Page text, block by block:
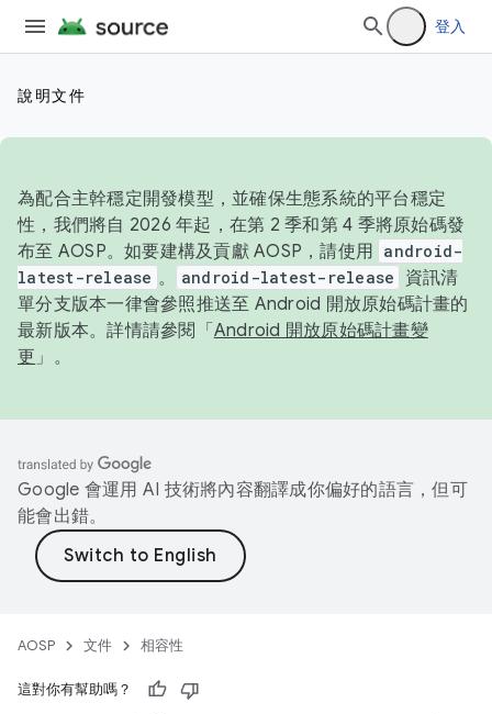
登入
說明文件
為配合主幹穩定開發模型，並確保生態系統的平台穩定
性，我們將自 2026 年起，在第 2 季和第 4 季將原始碼發
布至 AOSP。如要建構及貢獻 AOSP，請使用 android-
latest-release 。 android-latest-release
資訊清
單分支版本一律會參照推送至 Android 開放原始碼計畫的
最新版本。詳情請參閱「 Android 開放原始碼計畫變
更 」。
Google 會運用 AI 技術將內容翻譯成你偏好的語言，但可
能會出錯。
AOSP 文件 相容性
這對你有幫助嗎？